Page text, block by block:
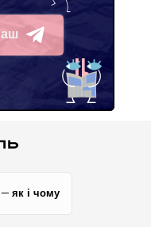
— як і чому